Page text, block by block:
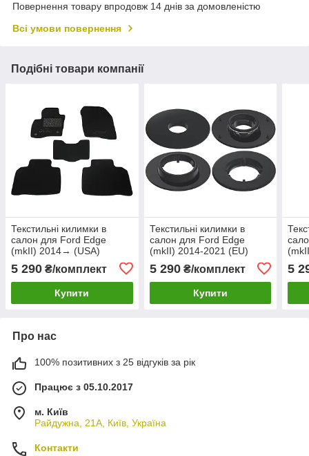
Повернення товару впродовж 14 днів за домовленістю
Всі умови повернення
Подібні товари компанії
Текстильні килимки в
салон для Ford Edge
(mkII) 2014→ (USA)
5 290 ₴/комплект
Купити
Текстильні килимки в
салон для Ford Edge
(mkII) 2014-2021 (EU)
5 290₴/комплект
Купити
5
Про нас
100% позитивних з 25 відгуків за рік
Працює з 05.10.2017
м. Київ
Райдужна, 21А, Київ, Україна
Контакти